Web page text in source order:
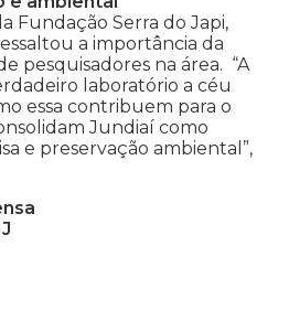
Fundação Serra do Japi,
a importância da
pesquisadores na área. “A
laboratório a céu
essa contribuem para o
Jundiaí como
e preservação ambiental”,